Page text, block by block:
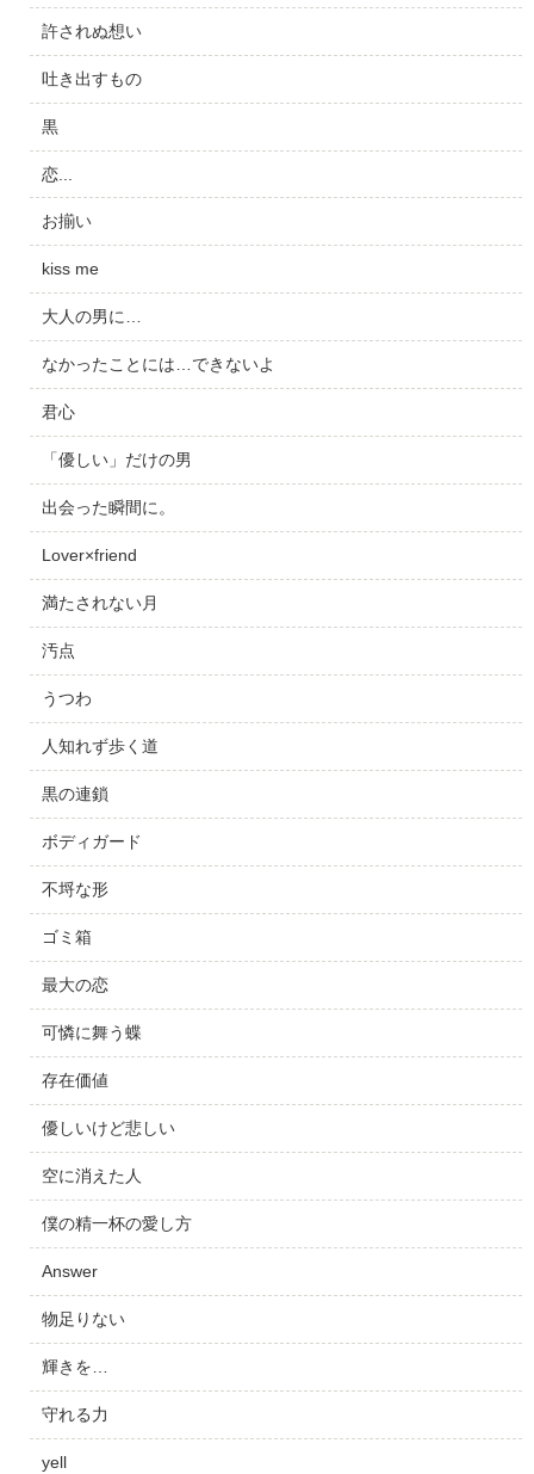
許されぬ想い
吐き出すもの
黒
恋...
お揃い
kiss me
大人の男に…
なかったことには…できないよ
君心
「優しい」だけの男
出会った瞬間に。
Lover×friend
満たされない月
汚点
うつわ
人知れず歩く道
黒の連鎖
ボディガード
不埒な形
ゴミ箱
最大の恋
可憐に舞う蝶
存在価値
優しいけど悲しい
空に消えた人
僕の精一杯の愛し方
Answer
物足りない
輝きを…
守れる力
yell